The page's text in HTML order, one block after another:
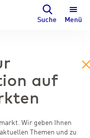
Suche Menü
auf
Wir geben Ihnen
Themen und zu